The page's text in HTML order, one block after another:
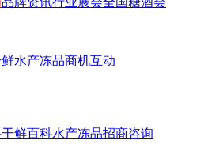
水产冻品商机互动
干鲜百科水产冻品招商咨询